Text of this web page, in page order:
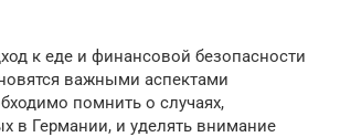
к еде и финансовой безопасности
важными аспектами
помнить о случаях,
в Германии, и уделять внимание